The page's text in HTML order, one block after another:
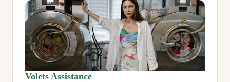
Volets Assistance